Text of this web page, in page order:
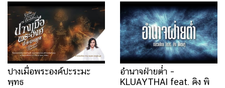
VERSION)
ปางเมื่อพระองค์ปะระมะ
พุทธ
อำนาจฝ่ายต่ำ –
KLUAYTHAI feat. คิง พิ